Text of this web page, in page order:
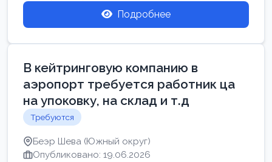
Подробнее
В кейтринговую компанию в
аэропорт требуется работник ца
на упоковку, на склад и т.д
Требуются
Беэр Шева (Южный округ)
Опубликовано: 19.06.2026